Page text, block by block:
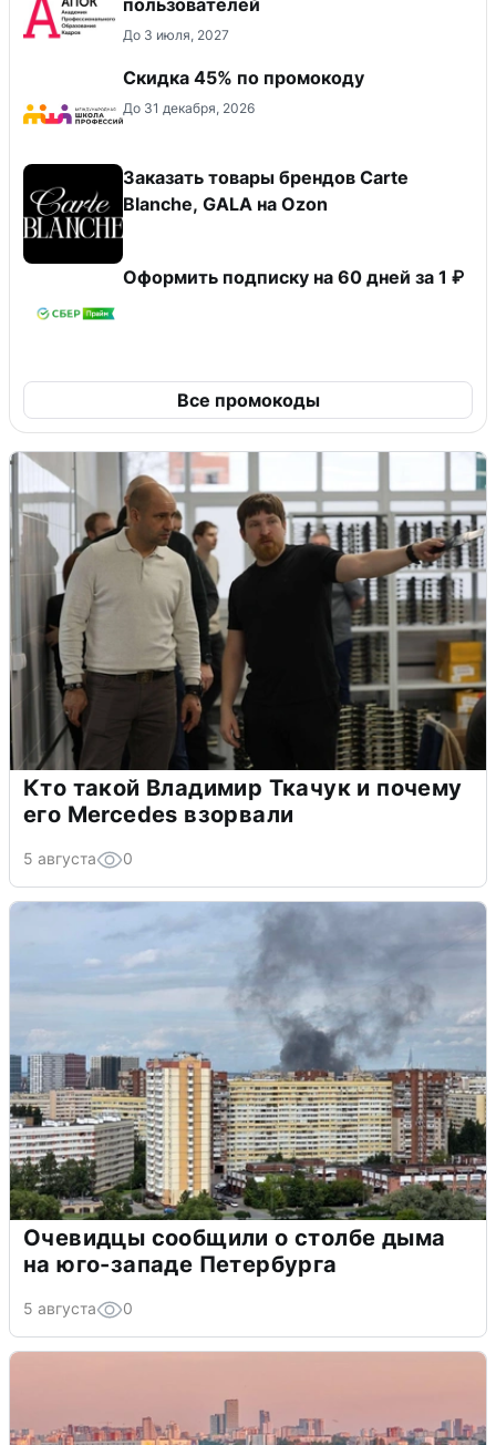
До 3 июля, 2027
Скидка 45% по промокоду
До 31 декабря, 2026
Заказать товары брендов Carte
Blanche, GALA на Ozon
Оформить подписку на 60 дней за 1 ₽
Все промокоды
Кто такой Владимир Ткачук и почему
его Mercedes взорвали
5 августа 0
Очевидцы сообщили о столбе дыма
на юго-западе Петербурга
5 августа 0